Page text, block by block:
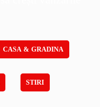
CASA & GRADINA
STIRI